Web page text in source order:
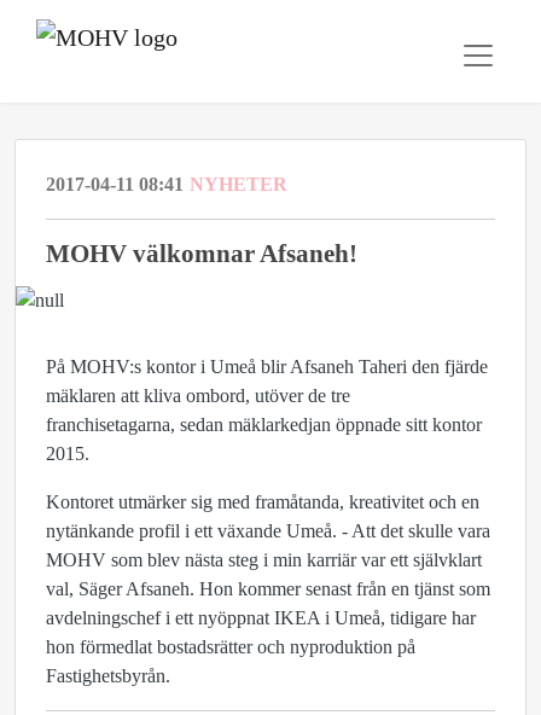
2017-04-11 08:41 NYHETER
MOHV välkomnar Afsaneh!
På MOHV:s kontor i Umeå blir Afsaneh Taheri den fjärde
mäklaren att kliva ombord, utöver de tre
franchisetagarna, sedan mäklarkedjan öppnade sitt kontor
2015.
Kontoret utmärker sig med framåtanda, kreativitet och en
nytänkande profil i ett växande Umeå. - Att det skulle vara
MOHV som blev nästa steg i min karriär var ett självklart
val, Säger Afsaneh. Hon kommer senast från en tjänst som
avdelningschef i ett nyöppnat IKEA i Umeå, tidigare har
hon förmedlat bostadsrätter och nyproduktion på
Fastighetsbyrån.